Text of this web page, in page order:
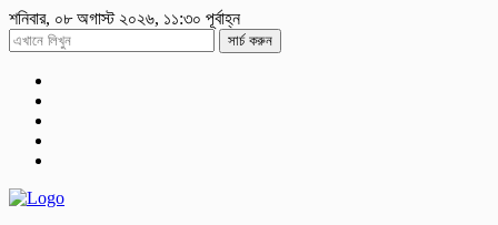
শনিবার, ০৮ অগাস্ট ২০২৬, ১১:৩০ পূর্বাহ্ন
সার্চ করুন